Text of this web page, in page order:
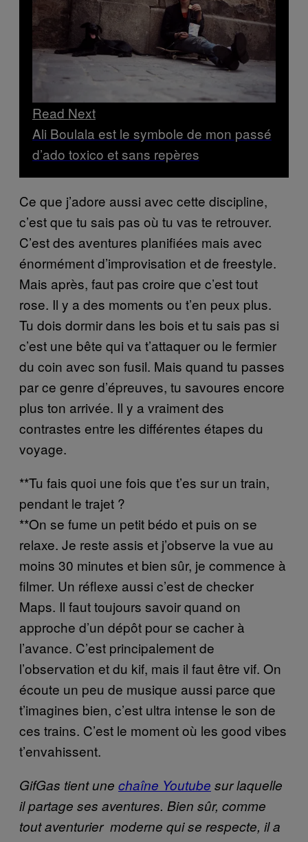
Read Next
Ali Boulala est le symbole de mon passé
d’ado toxico et sans repères
Ce que j’adore aussi avec cette discipline,
c’est que tu sais pas où tu vas te retrouver.
C’est des aventures planifiées mais avec
énormément d’improvisation et de freestyle.
Mais après, faut pas croire que c’est tout
rose. Il y a des moments ou t’en peux plus.
Tu dois dormir dans les bois et tu sais pas si
c’est une bête qui va t’attaquer ou le fermier
du coin avec son fusil. Mais quand tu passes
par ce genre d’épreuves, tu savoures encore
plus ton arrivée. Il y a vraiment des
contrastes entre les différentes étapes du
voyage.
**Tu fais quoi une fois que t’es sur un train,
pendant le trajet ?
**On se fume un petit bédo et puis on se
relaxe. Je reste assis et j’observe la vue au
moins 30 minutes et bien sûr, je commence à
filmer. Un réflexe aussi c’est de checker
Maps. Il faut toujours savoir quand on
approche d’un dépôt pour se cacher à
l’avance. C’est principalement de
l’observation et du kif, mais il faut être vif. On
écoute un peu de musique aussi parce que
t’imagines bien, c’est ultra intense le son de
ces trains. C’est le moment où les good vibes
t’envahissent.
GifGas tient une chaîne Youtube sur laquelle
il partage ses aventures. Bien sûr, comme
tout aventurier moderne qui se respecte, il a